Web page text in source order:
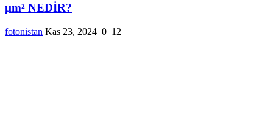
µm² NEDİR?
fotonistan Kas 23, 2024 0 12